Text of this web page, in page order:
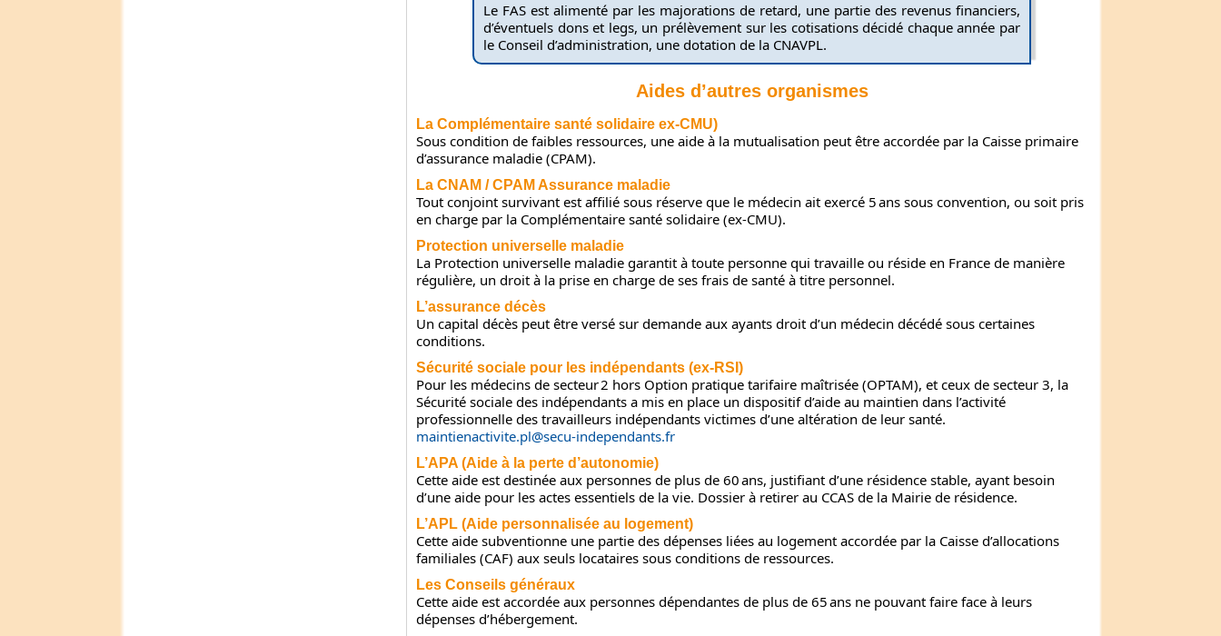
Le FAS est alimenté par les majorations de retard, une partie des revenus financiers,
d’éventuels dons et legs, un prélèvement sur les cotisations décidé chaque année par
le Conseil d’administration, une dotation de la CNAVPL.
Aides d’autres organismes
La Complémentaire santé solidaire ex-CMU)
Sous condition de faibles ressources, une aide à la mutualisation peut être accordée par la Caisse primaire
d’assurance maladie (CPAM).
La CNAM / CPAM Assurance maladie
Tout conjoint survivant est affilié sous réserve que le médecin ait exercé 5 ans sous convention, ou soit pris
en charge par la Complémentaire santé solidaire (ex-CMU).
Protection universelle maladie
La Protection universelle maladie garantit à toute personne qui travaille ou réside en France de manière
régulière, un droit à la prise en charge de ses frais de santé à titre personnel.
L’assurance décès
Un capital décès peut être versé sur demande aux ayants droit d’un médecin décédé sous certaines
conditions.
Sécurité sociale pour les indépendants (ex-RSI)
Pour les médecins de secteur 2 hors Option pratique tarifaire maîtrisée (OPTAM), et ceux de secteur 3, la
Sécurité sociale des indépendants a mis en place un dispositif d’aide au maintien dans l’activité
professionnelle des travailleurs indépendants victimes d’une altération de leur santé.
maintienactivite.pl@secu-independants.fr
L’APA (Aide à la perte d’autonomie)
Cette aide est destinée aux personnes de plus de 60 ans, justifiant d’une résidence stable, ayant besoin
d’une aide pour les actes essentiels de la vie. Dossier à retirer au CCAS de la Mairie de résidence.
L’APL (Aide personnalisée au logement)
Cette aide subventionne une partie des dépenses liées au logement accordée par la Caisse d’allocations
familiales (CAF) aux seuls locataires sous conditions de ressources.
Les Conseils généraux
Cette aide est accordée aux personnes dépendantes de plus de 65 ans ne pouvant faire face à leurs
dépenses d’hébergement.